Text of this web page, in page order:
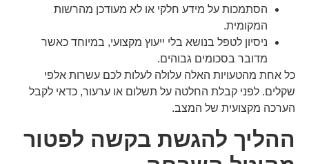
הסתמכות על מידע חלקי או לא מעודכן מהרשות
המקומית.
ניסיון לטפל בנושא בלי ייעוץ מקצועי, במיוחד כאשר
מדובר בסכומים גבוהים.
כל אחת מהטעויות האלה עלולה לעלות לכם עשרות אלפי
שקלים. לפני קבלת החלטה על תשלום או ערעור, כדאי לקבל
הערכה מקצועית של המצב.
ההליך להגשת בקשה לפטור